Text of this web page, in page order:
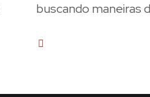
buscando maneiras